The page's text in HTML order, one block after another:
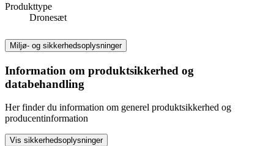
Produkttype
Dronesæt
Miljø- og sikkerhedsoplysninger
Information om produktsikkerhed og
databehandling
Her finder du information om generel produktsikkerhed og
producentinformation
Vis sikkerhedsoplysninger